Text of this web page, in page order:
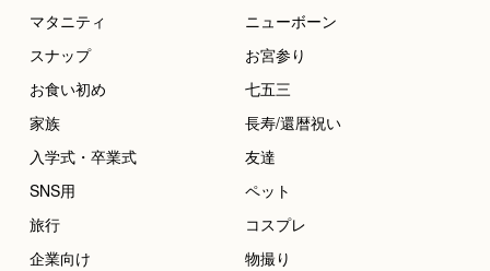
マタニティ
ニューボーン
スナップ
お宮参り
お食い初め
七五三
家族
長寿/還暦祝い
入学式・卒業式
友達
SNS用
ペット
旅行
コスプレ
企業向け
物撮り